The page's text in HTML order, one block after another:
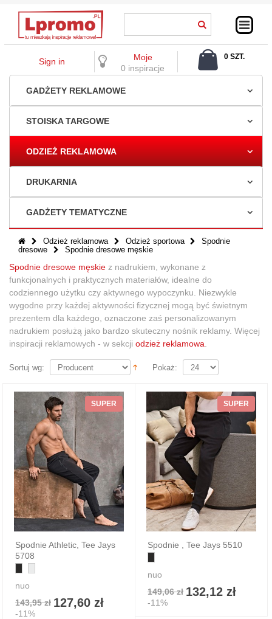
Sign in
Moje
0 inspiracje
0 SZT.
GADŻETY REKLAMOWE
STOISKA TARGOWE
ODZIEŻ REKLAMOWA
DRUKARNIA
GADŻETY TEMATYCZNE
Odzież reklamowa Odzież sportowa
Spodnie
dresowe
Spodnie dresowe męskie
Spodnie dresowe męskie z nadrukiem, wykonane z
funkcjonalnych i praktycznych materiałów, idealne do
codziennego użytku czy aktywnego wypoczynku. Niezwykle
wygodne przy każdej aktywności fizycznej mogą być świetnym
prezentem dla każdego, oznaczone zaś personalizowanym
nadrukiem posłużą jako bardzo skuteczny nośnik reklamy. Więcej
inspiracji reklamowych - w sekcji odzież reklamowa
Sortuj wg: Pokaż:
SUPER
Spodnie Athletic, Tee Jays
5708
nuo
143,95 zł 127,60 zł
-11%
SUPER
Spodnie , Tee Jays 5510
nuo
149,06 zł 132,12 zł
-11%